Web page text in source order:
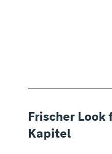
Frischer Look
Kapitel